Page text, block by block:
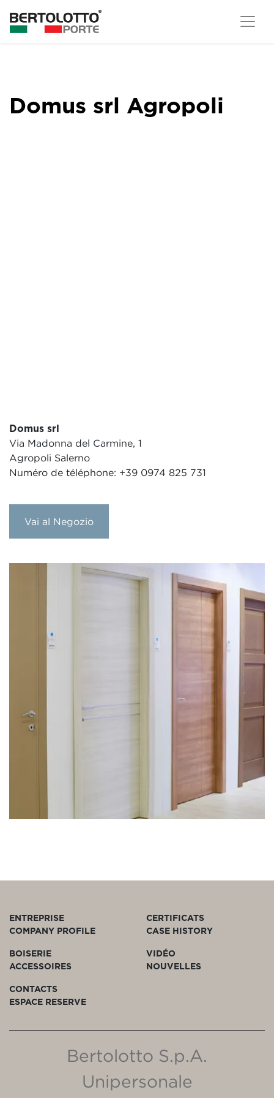
Domus srl Agropoli
Domus srl
Via Madonna del Carmine, 1
Agropoli Salerno
Numéro de téléphone: +39 0974 825 731
Vai al Negozio
ENTREPRISE
COMPANY PROFILE
CERTIFICATS
CASE HISTORY
BOISERIE
ACCESSOIRES
VIDÉO
NOUVELLES
CONTACTS
ESPACE RESERVE
Bertolotto S.p.A.
Unipersonale